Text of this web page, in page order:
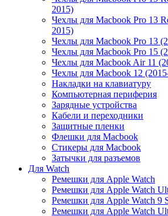
2015)
Чехлы для Macbook Pro 13
2015)
Чехлы для Macbook Pro 13
Чехлы для Macbook Pro 15
Чехлы для Macbook Air 11
Чехлы для Macbook 12
Накладки на клавиатуру
Компьютерная периферия
Зарядные устройства
Кабели и переходники
Защитные пленки
Флешки для Macbook
Стикеры для Macbook
Затычки для разъемов
Для Watch
Ремешки для Apple Watch
Ремешки для Apple Watch
Ремешки для Apple Watch 9
Ремешки для Apple Watch